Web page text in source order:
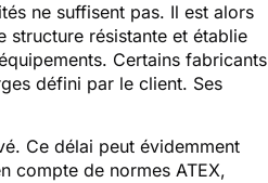
ne suffisent pas. Il est alors
structure résistante et établie
Certains fabricants
défini par le client. Ses
Ce délai peut évidemment
compte de normes ATEX,